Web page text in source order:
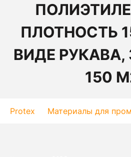
ПЛОТНОСТЬ
ВИДЕ РУКАВА,
150
Protex Материалы для